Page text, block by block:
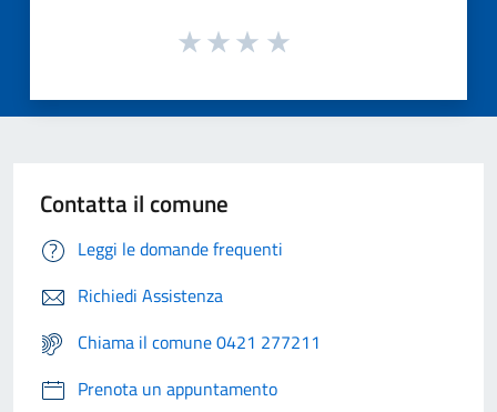
Contatta il comune
Leggi le domande frequenti
Richiedi Assistenza
Chiama il comune 0421 277211
Prenota un appuntamento